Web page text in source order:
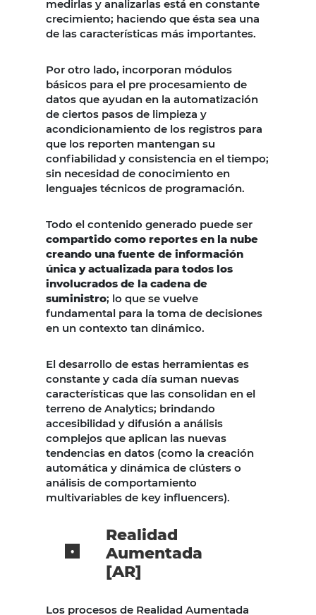
medirlas y analizarlas está en constante
crecimiento; haciendo que ésta sea una
de las características más importantes.
Por otro lado, incorporan módulos
básicos para el pre procesamiento de
datos que ayudan en la automatización
de ciertos pasos de limpieza y
acondicionamiento de los registros para
que los reporten mantengan su
confiabilidad y consistencia en el tiempo;
sin necesidad de conocimiento en
lenguajes técnicos de programación.
Todo el contenido generado puede ser
compartido como reportes en la nube
creando una fuente de información
única y actualizada para todos los
involucrados de la cadena de
suministro; lo que se vuelve
fundamental para la toma de decisiones
en un contexto tan dinámico.
El desarrollo de estas herramientas es
constante y cada día suman nuevas
características que las consolidan en el
terreno de Analytics; brindando
accesibilidad y difusión a análisis
complejos que aplican las nuevas
tendencias en datos (como la creación
automática y dinámica de clústers o
análisis de comportamiento
multivariables de key influencers).
Realidad
Aumentada
[AR]
Los procesos de Realidad Aumentada